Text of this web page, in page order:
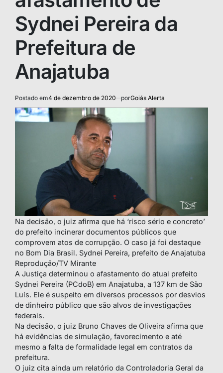
Sydnei Pereira da
Prefeitura de
Anajatuba
Postado em4 de dezembro de 2020 porGoiás Alerta
Na decisão, o juiz afirma que há ‘risco sério e concreto’
do prefeito incinerar documentos públicos que
comprovem atos de corrupção. O caso já foi destaque
no Bom Dia Brasil. Sydnei Pereira, prefeito de Anajatuba
Reprodução/TV Mirante
A Justiça determinou o afastamento do atual prefeito
Sydnei Pereira (PCdoB) em Anajatuba, a 137 km de São
Luís. Ele é suspeito em diversos processos por desvios
de dinheiro público que são alvos de investigações
federais.
Na decisão, o juiz Bruno Chaves de Oliveira afirma que
há evidências de simulação, favorecimento e até
mesmo a falta de formalidade legal em contratos da
prefeitura.
O juiz cita ainda um relatório da Controladoria Geral da